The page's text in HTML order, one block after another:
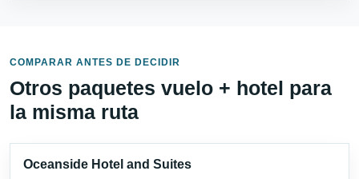
COMPARAR ANTES DE DECIDIR
Otros paquetes vuelo + hotel para
la misma ruta
Oceanside Hotel and Suites